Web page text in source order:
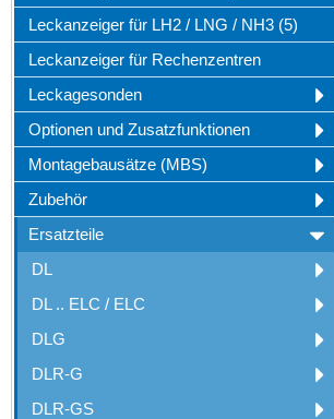
Leckanzeiger für LH2 / LNG / NH3 (5)
Leckanzeiger für Rechenzentren
Leckagesonden
Optionen und Zusatzfunktionen
Montagebausätze (MBS)
Zubehör
Ersatzteile
DL
DL .. ELC / ELC
DLG
DLR-G
DLR-GS